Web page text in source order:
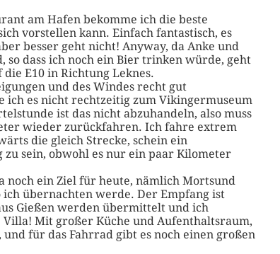
am Hafen bekomme ich die beste
vorstellen kann. Einfach fantastisch, es
besser geht nicht! Anyway, da Anke und
so dass ich noch ein Bier trinken würde, geht
E10 in Richtung Leknes.
und des Windes recht gut
ich es nicht rechtzeitig zum Vikingermuseum
ist das nicht abzuhandeln, also muss
wieder zurückfahren. Ich fahre extrem
die gleich Strecke, schein ein
zu sein, obwohl es nur ein paar Kilometer
noch ein Ziel für heute, nämlich Mortsund
übernachten werde. Der Empfang ist
Gießen werden übermittelt und ich
Villa! Mit großer Küche und Aufenthaltsraum,
und für das Fahrrad gibt es noch einen großen